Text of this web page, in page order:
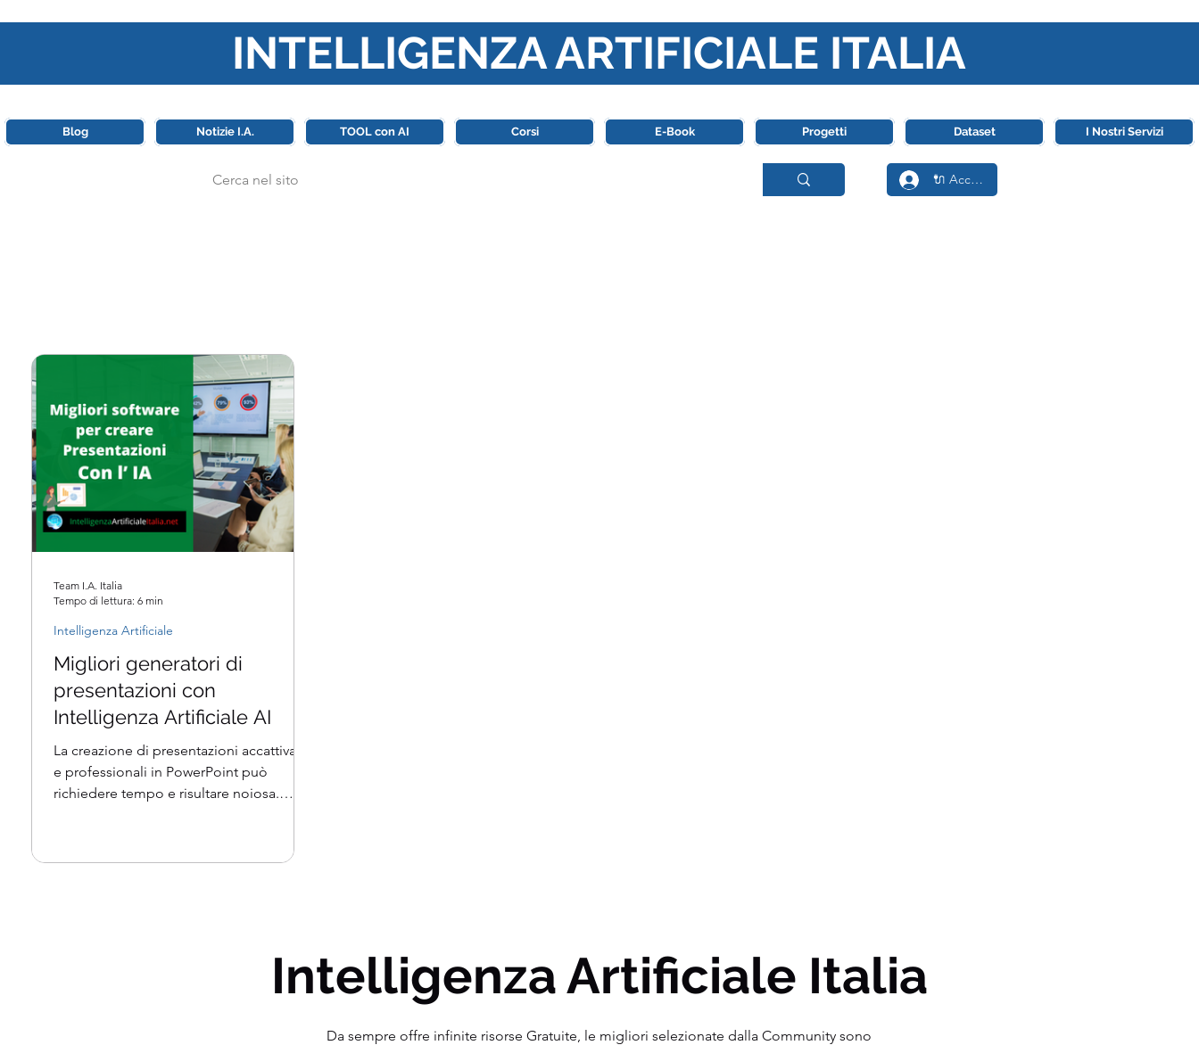
INTELLIGENZA ARTIFICIALE ITALIA
Blog Notizie I.A. TOOL con AI Corsi E-Book Progetti Dataset I Nostri Servizi
🔌 Accedi
Migliori generatori di
presentazioni con
Intelligenza Artificiale AI
La creazione di presentazioni accattivanti
e professionali in PowerPoint può
richiedere tempo e risultare noiosa.
Intelligenza Artificiale
Team I.A. Italia
Tempo di lettura: 6 min
Intelligenza Artificiale Italia
Da sempre offre infinite risorse Gratuite, le migliori selezionate dalla Community sono